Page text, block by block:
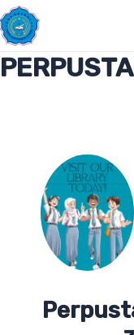
Lewati
ke
konten